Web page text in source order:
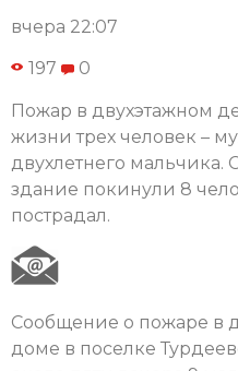
вчера 22:07
197 0
Пожар в двухэтажном
жизни трех человек –
двухлетнего мальчика.
здание покинули 8
пострадал.
Сообщение о пожаре в
доме в поселке